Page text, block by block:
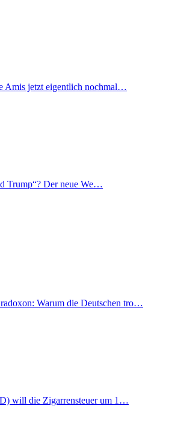
Amis jetzt eigentlich nochmal…
Trump“? Der neue We…
Warum die Deutschen tro…
will die Zigarrensteuer um 1…